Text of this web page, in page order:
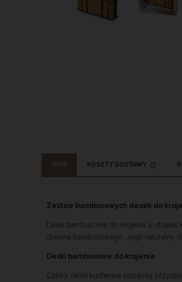
OPIS KOSZTY DOSTAWY
Zestaw bambusowych desek do
Deski bambusowe do krojenia w
drewna bambusowego. Jego naturalny
Deski bambusowe do krojenia
Cztery deski kuchenne pozwolą